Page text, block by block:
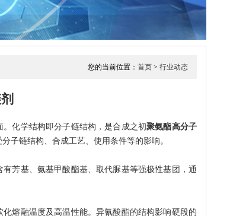
您的当前位置： 首页 > 行业动态
化学结构即分子链结构，是合成之初聚氨酯高分子
子链结构、合成工艺、使用条件等的影响。
芳基、氨基甲酸酯基、取代脲基等强极性基团，通
熔融温度及高温性能。异氰酸酯的结构影响硬段的